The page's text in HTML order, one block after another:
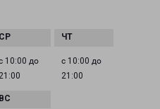
10:00 до
21:00
с 10:00 до
21:00